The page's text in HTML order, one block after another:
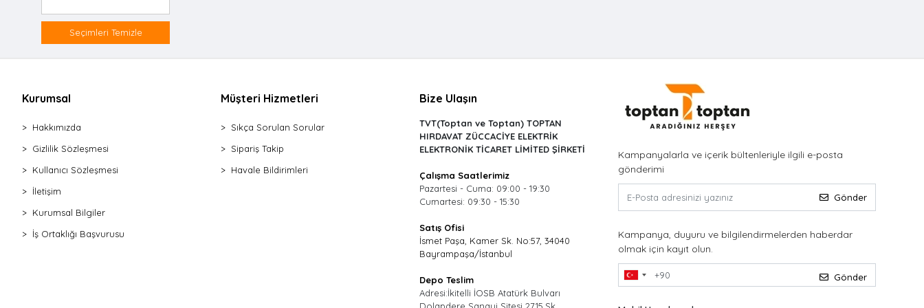
Derz Temizleyici
Bez Temizlik Seti
Klozet Temizleme Blok
Örtü Çok Amaçlı
Kireç Çözücü & Limon Tuzu
Kurutma Top
Örtü Çok Amaçlı Klasik
Seçimleri Temizle
Kurumsal
Hakkımızda
Gizlilik Sözleşmesi
Kullanıcı Sözleşmesi
İletişim
Kurumsal Bilgiler
İş Ortaklığı Başvurusu
Müşteri Hizmetleri
Sıkça Sorulan Sorular
Sipariş Takip
Havale Bildirimleri
Bize Ulaşın
TVT(Toptan ve Toptan) TOPTAN
HIRDAVAT ZÜCCACİYE ELEKTRİK
ELEKTRONİK TİCARET LİMİTED ŞİRKETİ
Çalışma Saatlerimiz
Pazartesi - Cuma: 09:00 - 19:30
Cumartesi: 09:30 - 15:30
Satış Ofisi
İsmet Paşa, Kamer Sk. No:57, 34040
Bayrampaşa/İstanbul
Depo Teslim
Adresi:İkitelli İOSB Atatürk Bulvarı
Kampanyalarla ve içerik bültenleriyle ilgili e-posta
gönderimi
Gönder
Kampanya, duyuru ve bilgilendirmelerden haberdar
olmak için kayıt olun.
Gönder